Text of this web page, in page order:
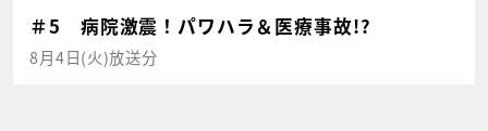
＃5 病院激震！パワハラ＆医療事故!?
8月4日(火)放送分